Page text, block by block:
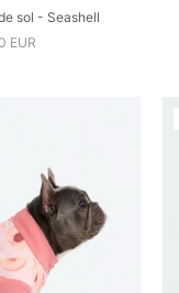
sol - Seashell
EUR